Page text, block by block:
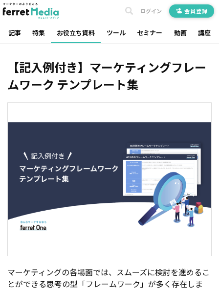
記事 特集 お役立ち資料 ツール セミナー 動画 講座
ログイン 会員登録
【記入例付き】マーケティングフレー
ムワーク テンプレート集
マーケティングの各場面では、スムーズに検討を進めるこ
とができる思考の型「フレームワーク」が多く存在しま